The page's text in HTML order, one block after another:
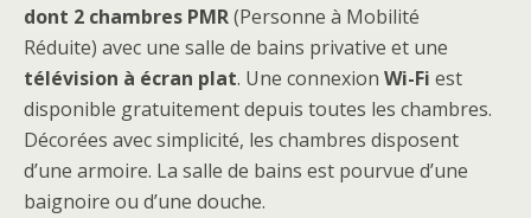
dont 2 chambres PMR(Personne à Mobilité
Réduite) avec une salle de bains privative et une
télévision à écran plat. Une connexion Wi-Fi est
disponible gratuitement depuis toutes les chambres.
Décorées avec simplicité, les chambres disposent
d’une armoire. La salle de bains est pourvue d’une
baignoire ou d’une douche.